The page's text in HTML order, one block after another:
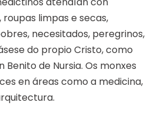
limpas e secas,
necesitados, peregrinos,
do propio Cristo, como
Benito de Nursia. Os monxes
en áreas como a medicina,